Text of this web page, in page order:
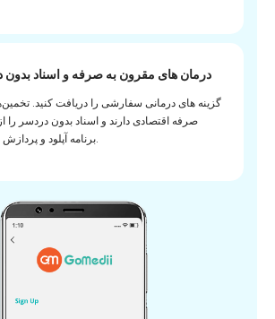
درمان های مقرون به صرفه و اسناد بدون
گزینه های درمانی سفارشی را دریافت کنید.
صرفه اقتصادی دارند و اسناد بدون دردسر را
برنامه آپلود و پردازش می‌کنند.